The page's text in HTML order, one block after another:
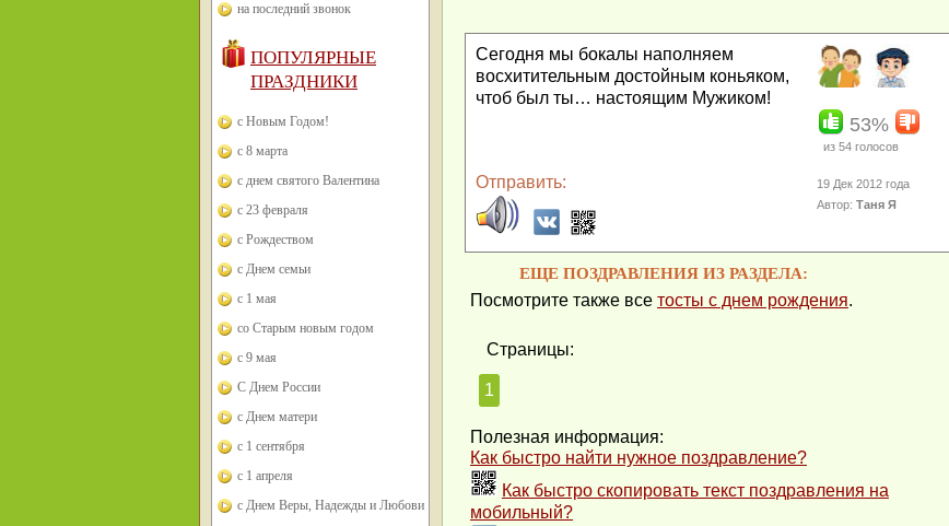
на последний звонок
ПОПУЛЯРНЫЕ
ПРАЗДНИКИ
с Новым Годом!
с 8 марта
с днем святого Валентина
с 23 февраля
с Рождеством
с Днем семьи
с 1 мая
со Старым новым годом
с 9 мая
С Днем России
с Днем матери
с 1 сентября
с 1 апреля
с Днем Веры, Надежды и Любови
Сегодня мы бокалы наполняем
восхитительным достойным коньяком,
чтоб был ты… настоящим Мужиком!
53%
из 54 голосов
Отправить:
19 Дек 2012 года
Автор:Таня Я
ЕЩЕ ПОЗДРАВЛЕНИЯ ИЗ РАЗДЕЛА:
Посмотрите также все тосты с днем рождения.
Страницы:
1
Полезная информация:
Как быстро найти нужное поздравление?
Как быстро скопировать текст поздравления на
мобильный?